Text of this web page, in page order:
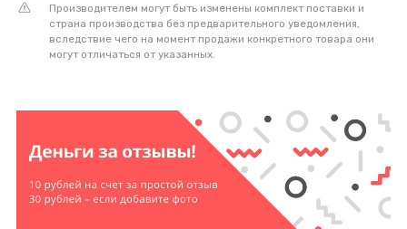
Производителем могут быть изменены комплект поставки и
страна производства без предварительного уведомления,
вследствие чего на момент продажи конкретного товара они
могут отличаться от указанных.